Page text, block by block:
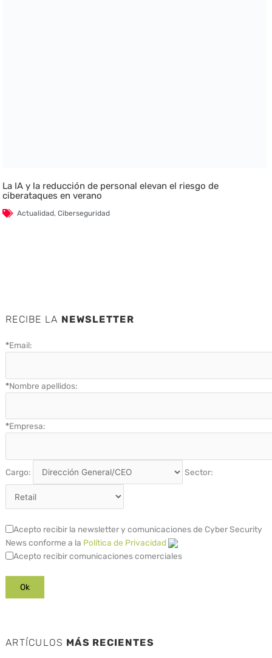
La IA y la reducción de personal elevan el riesgo de
ciberataques en verano
Actualidad,Ciberseguridad
RECIBE LA NEWSLETTER
*Email:
*Nombre apellidos:
*Empresa:
Cargo: Sector:
Acepto recibir la newsletter y comunicaciones de Cyber Security
News conforme a la Política de Privacidad
Acepto recibir comunicaciones comerciales
ARTÍCULOS MÁS RECIENTES